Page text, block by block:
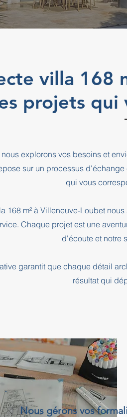
villa 168
projets qui
explorons vos besoins et
sur un processus
qui vous
168 m² à Villeneuve-Loubet
Chaque projet est une
d'écoute et notre
garantit que chaque détail
résultat qui
Nous gérons vos